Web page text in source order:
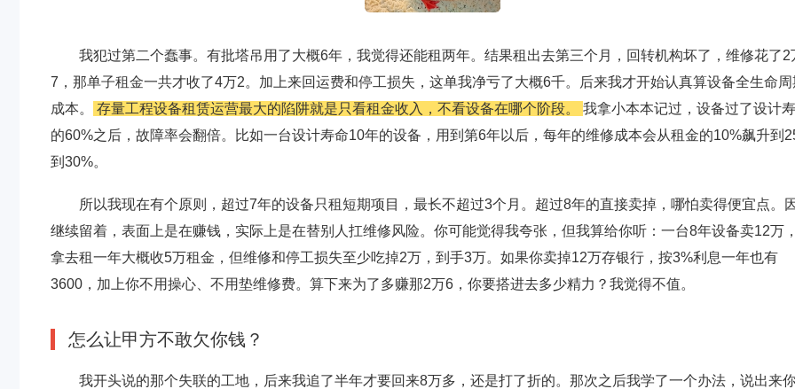
我犯过第二个蠢事。有批塔吊用了大概6年，我觉得还能租两年。结果租出去第三个月，回转机构坏了，维修花了2
7，那单子租金一共才收了4万2。加上来回运费和停工损失，这单我净亏了大概6千。后来我才开始认真算设备全生命周
成本。
存量工程设备租赁运营最大的陷阱就是只看租金收入，不看设备在哪个阶段。
我拿小本本记过，设备过了设计
的60%之后，故障率会翻倍。比如一台设计寿命10年的设备，用到第6年以后，每年的维修成本会从租金的10%飙升到
到30%。
所以我现在有个原则，超过7年的设备只租短期项目，最长不超过3个月。超过8年的直接卖掉，哪怕卖得便宜点。
继续留着，表面上是在赚钱，实际上是在替别人扛维修风险。你可能觉得我夸张，但我算给你听：一台8年设备卖12万
拿去租一年大概收5万租金，但维修和停工损失至少吃掉2万，到手3万。如果你卖掉12万存银行，按3%利息一年也有
3600，加上你不用操心、不用垫维修费。算下来为了多赚那2万6，你要搭进去多少精力？我觉得不值。
怎么让甲方不敢欠你钱？
我开头说的那个失联的工地，后来我追了半年才要回来8万多，还是打了折的。那次之后我学了一个办法，说出来